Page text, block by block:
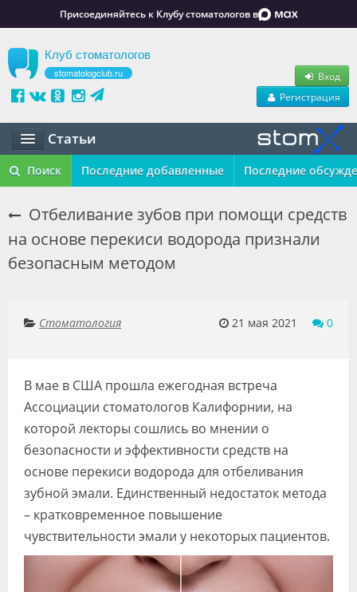
Присоединяйтесь к Клубу стоматологов в
Клуб стоматологов
stomatologclub.ru
Вход
Регистрация
Статьи
Статьи
Обучение
Вакансии
Форум
Клиники
Специалисты
Галерея
Блоги
Лаборатории
Поиск Последние добавленные Последние
Отбеливание зубов при помощи средств
на основе перекиси водорода признали
безопасным методом
Стоматология 21 мая 2021 0
В мае в США прошла ежегодная встреча
Ассоциации стоматологов Калифорнии, на
которой лекторы сошлись во мнении о
безопасности и эффективности средств на
основе перекиси водорода для отбеливания
зубной эмали. Единственный недостаток метода
– кратковременное повышение
чувствительности эмали у некоторых пациентов.